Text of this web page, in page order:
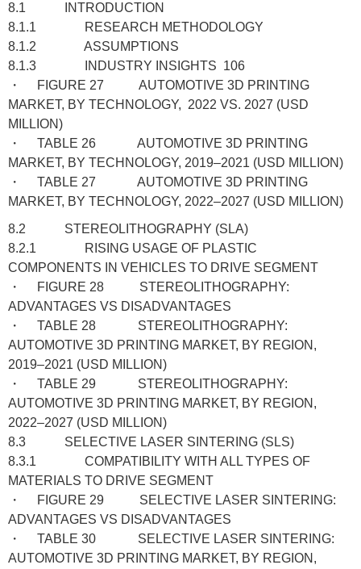
8.1 INTRODUCTION
8.1.1 RESEARCH METHODOLOGY
8.1.2 ASSUMPTIONS
8.1.3 INDUSTRY INSIGHTS 106
・ FIGURE 27 AUTOMOTIVE 3D PRINTING
MARKET, BY TECHNOLOGY, 2022 VS. 2027 (USD
MILLION)
・ TABLE 26 AUTOMOTIVE 3D PRINTING
MARKET, BY TECHNOLOGY, 2019–2021 (USD MILLION)
・ TABLE 27 AUTOMOTIVE 3D PRINTING
MARKET, BY TECHNOLOGY, 2022–2027 (USD MILLION)
8.2 STEREOLITHOGRAPHY (SLA)
8.2.1 RISING USAGE OF PLASTIC
COMPONENTS IN VEHICLES TO DRIVE SEGMENT
・ FIGURE 28 STEREOLITHOGRAPHY:
ADVANTAGES VS DISADVANTAGES
・ TABLE 28 STEREOLITHOGRAPHY:
AUTOMOTIVE 3D PRINTING MARKET, BY REGION,
2019–2021 (USD MILLION)
・ TABLE 29 STEREOLITHOGRAPHY:
AUTOMOTIVE 3D PRINTING MARKET, BY REGION,
2022–2027 (USD MILLION)
8.3 SELECTIVE LASER SINTERING (SLS)
8.3.1 COMPATIBILITY WITH ALL TYPES OF
MATERIALS TO DRIVE SEGMENT
・ FIGURE 29 SELECTIVE LASER SINTERING:
ADVANTAGES VS DISADVANTAGES
・ TABLE 30 SELECTIVE LASER SINTERING:
AUTOMOTIVE 3D PRINTING MARKET, BY REGION,